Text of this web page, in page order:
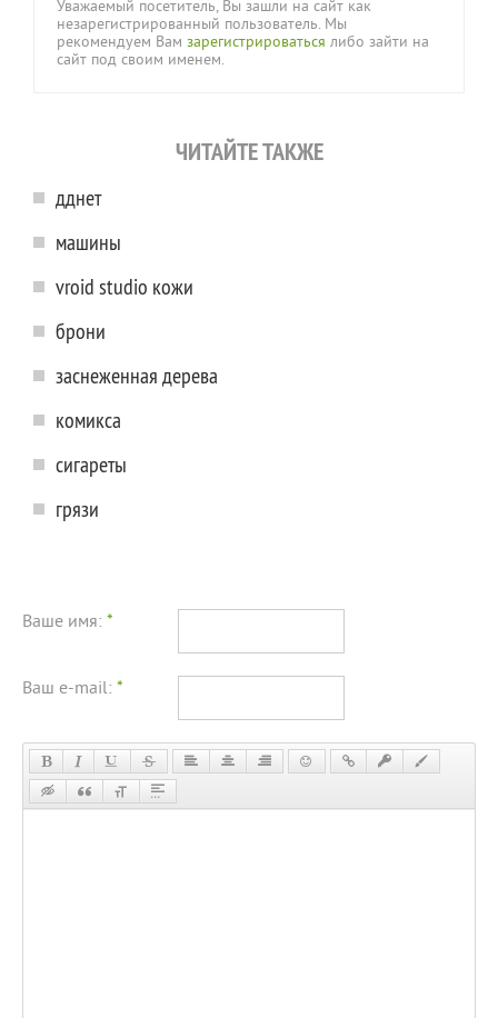
Уважаемый посетитель, Вы зашли на сайт как
незарегистрированный пользователь. Мы
рекомендуем Вам зарегистрироваться либо зайти на
сайт под своим именем.
ЧИТАЙТЕ ТАКЖЕ
дднет
машины
vroid studio кожи
брони
заснеженная дерева
комикса
сигареты
грязи
Ваше имя: *
Ваш e-mail: *